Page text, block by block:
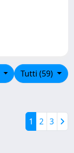
Tutti (59)
1 2 3